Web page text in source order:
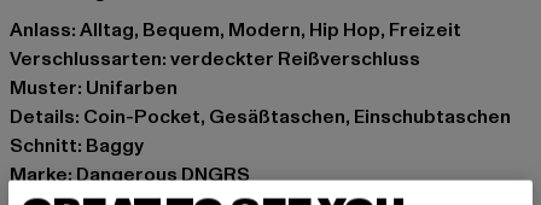
Anlass: Alltag, Bequem, Modern, Hip Hop, Freizeit
Verschlussarten: verdeckter Reißverschluss
Muster: Unifarben
Details: Coin-Pocket, Gesäßtaschen, Einschubtaschen
Schnitt: Baggy
Marke: Dangerous DNGRS